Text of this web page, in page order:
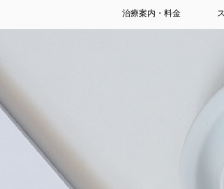
治療案内・料金